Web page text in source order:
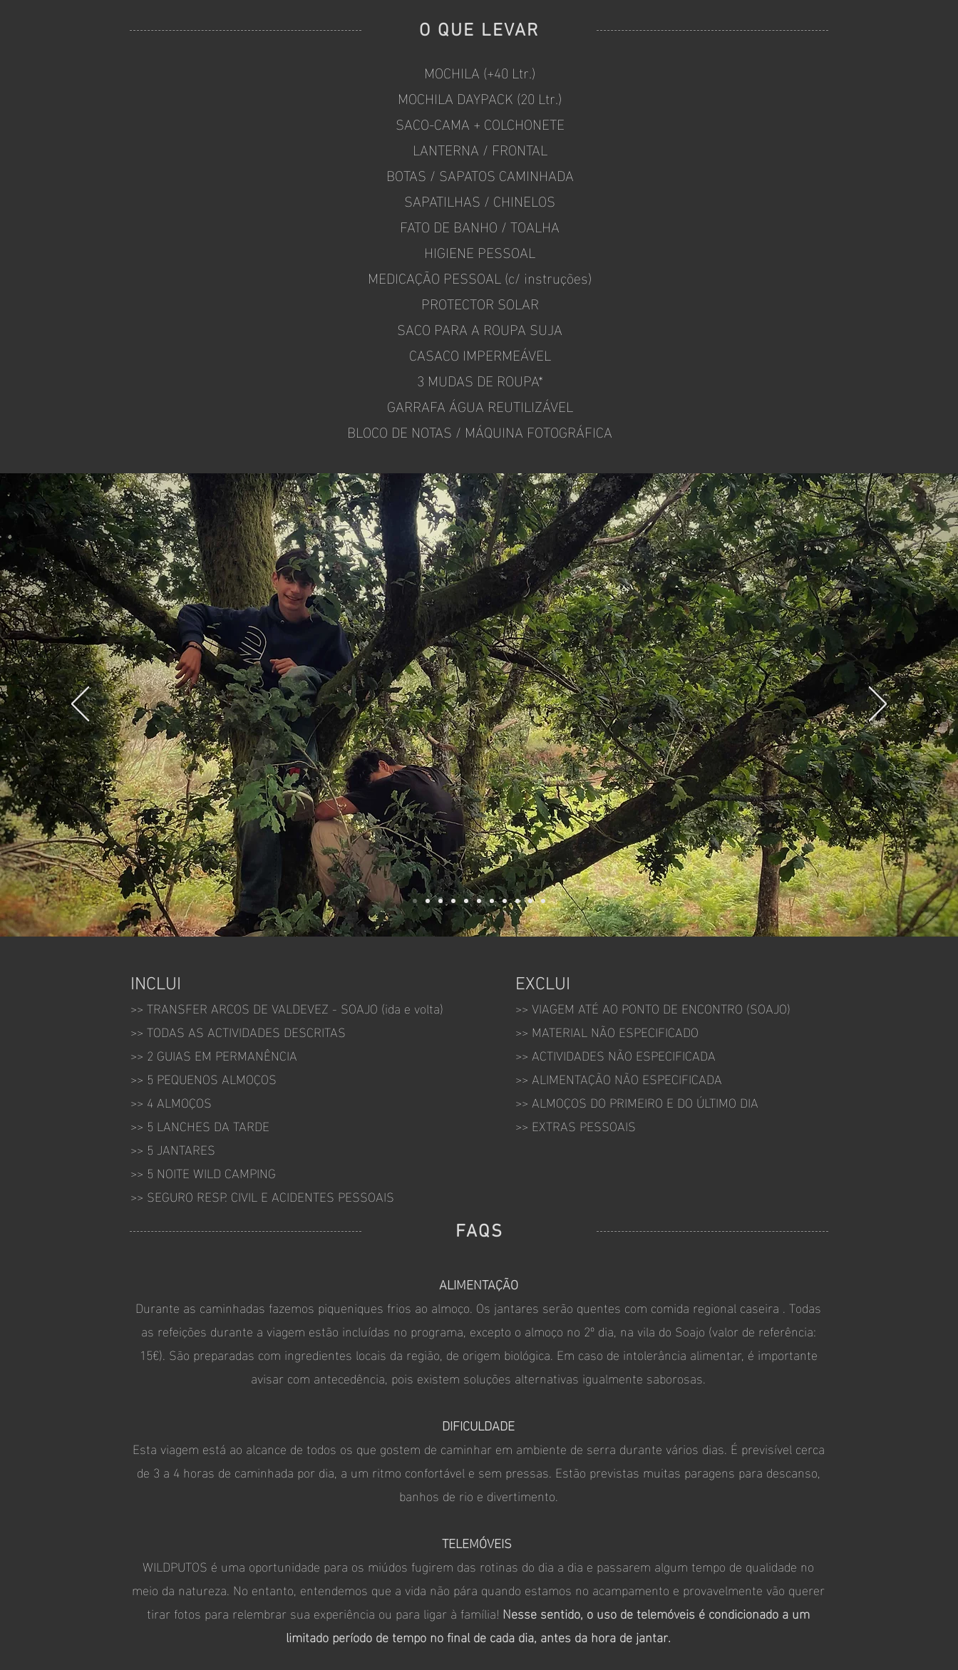
O QUE LEVAR
MOCHILA (+40 Ltr.)
MOCHILA DAYPACK (20 Ltr.)
SACO-CAMA + COLCHONETE
LANTERNA / FRONTAL
BOTAS / SAPATOS CAMINHADA
SAPATILHAS / CHINELOS
FATO DE BANHO / TOALHA
HIGIENE PESSOAL
MEDICAÇÃO PESSOAL (c/ instruções)
PROTECTOR SOLAR
SACO PARA A ROUPA SUJA
CASACO IMPERMEÁVEL
3 MUDAS DE ROUPA*
GARRAFA ÁGUA REUTILIZÁVEL
BLOCO DE NOTAS / MÁQUINA FOTOGRÁFICA
INCLUI
>> TRANSFER ARCOS DE VALDEVEZ - SOAJO (ida e volta)
>> TODAS AS ACTIVIDADES DESCRITAS
>> 2 GUIAS EM PERMANÊNCIA
>> 5 PEQUENOS ALMOÇOS
>> 4 ALMOÇOS
>> 5 LANCHES DA TARDE
>> 5 JANTARES
>> 5 NOITE WILD CAMPING
>> SEGURO RESP. CIVIL E ACIDENTES PESSOAIS
EXCLUI
>> VIAGEM ATÉ AO PONTO DE ENCONTRO (SOAJO)
>> MATERIALNÃO ESPECIFICADO
>> ACTIVIDADES NÃO ESPECIFICADA
>> ALIMENTAÇÃO NÃO ESPECIFICADA
>> ALMOÇOS DO PRIMEIRO E DO ÚLTIMO DIA
>> EXTRAS PESSOAIS
FAQS
ALIMENTAÇÃO
Durante as caminhadas fazemos piqueniques frios ao almoço. Os jantares serão quentes com comida regional caseira . Todas
as refeições durante a viagem estão incluídas no programa, excepto o almoço no 2º dia, na vila do Soajo (valor de referência:
15€). São preparadas com ingredientes locais da região, de origem biológica. Em caso de intolerância alimentar, é importante
avisar com antecedência, pois existem soluções alternativas igualmente saborosas.
DIFICULDADE
Esta viagem está ao alcance de todos os que gostem de caminhar em ambiente de serra durante vários dias. É previsível cerca
de 3 a 4 horas de caminhada por dia, a um ritmo confortável e sem pressas. Estão previstas muitas paragens para descanso,
banhos de rio e divertimento.
TELEMÓVEIS
WILDPUTOS é uma oportunidade para os miúdos fugirem das rotinas do dia a dia e passarem algum tempo de qualidade no
meio da natureza. No entanto, entendemos que a vida não pára quando estamos no acampamento e provavelmente vão querer
tirar fotos para relembrar sua experiência ou para ligar à família! Nesse sentido, o uso de telemóveis é condicionado a um
limitado período de tempo no final de cada dia, antes da hora de jantar.